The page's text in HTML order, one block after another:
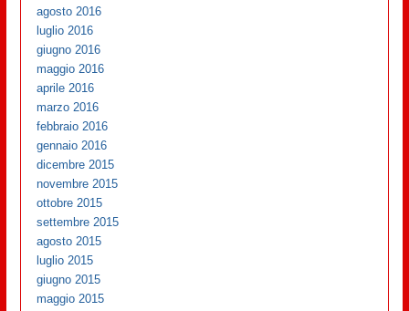
agosto 2016
luglio 2016
giugno 2016
maggio 2016
aprile 2016
marzo 2016
febbraio 2016
gennaio 2016
dicembre 2015
novembre 2015
ottobre 2015
settembre 2015
agosto 2015
luglio 2015
giugno 2015
maggio 2015